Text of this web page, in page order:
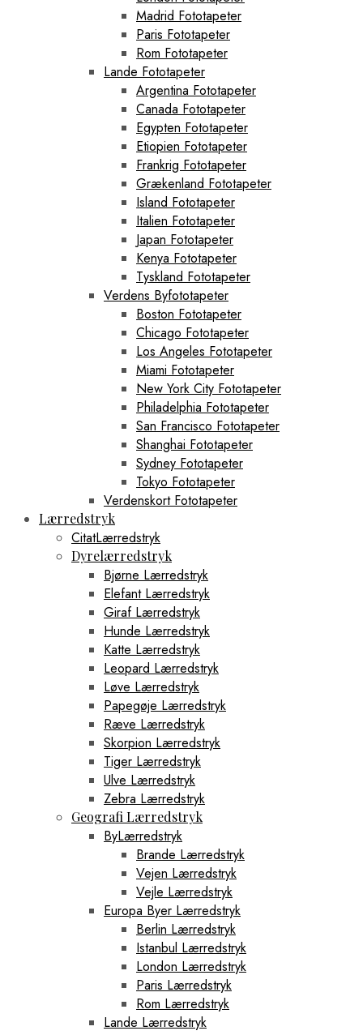
Madrid Fototapeter
Paris Fototapeter
Rom Fototapeter
Lande Fototapeter
Argentina Fototapeter
Canada Fototapeter
Egypten Fototapeter
Etiopien Fototapeter
Frankrig Fototapeter
Grækenland Fototapeter
Island Fototapeter
Italien Fototapeter
Japan Fototapeter
Kenya Fototapeter
Tyskland Fototapeter
Verdens Byfototapeter
Boston Fototapeter
Chicago Fototapeter
Los Angeles Fototapeter
Miami Fototapeter
New York City Fototapeter
Philadelphia Fototapeter
San Francisco Fototapeter
Shanghai Fototapeter
Sydney Fototapeter
Tokyo Fototapeter
Verdenskort Fototapeter
Lærredstryk
CitatLærredstryk
Dyrelærredstryk
Bjørne Lærredstryk
Elefant Lærredstryk
Giraf Lærredstryk
Hunde Lærredstryk
Katte Lærredstryk
Leopard Lærredstryk
Løve Lærredstryk
Papegøje Lærredstryk
Ræve Lærredstryk
Skorpion Lærredstryk
Tiger Lærredstryk
Ulve Lærredstryk
Zebra Lærredstryk
Geografi Lærredstryk
ByLærredstryk
Brande Lærredstryk
Vejen Lærredstryk
Vejle Lærredstryk
Europa Byer Lærredstryk
Berlin Lærredstryk
Istanbul Lærredstryk
London Lærredstryk
Paris Lærredstryk
Rom Lærredstryk
Lande Lærredstryk